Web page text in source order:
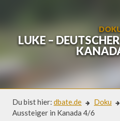
LUKE –
Du bist hier: dbate.de Doku
Aussteiger in Kanada 4/6